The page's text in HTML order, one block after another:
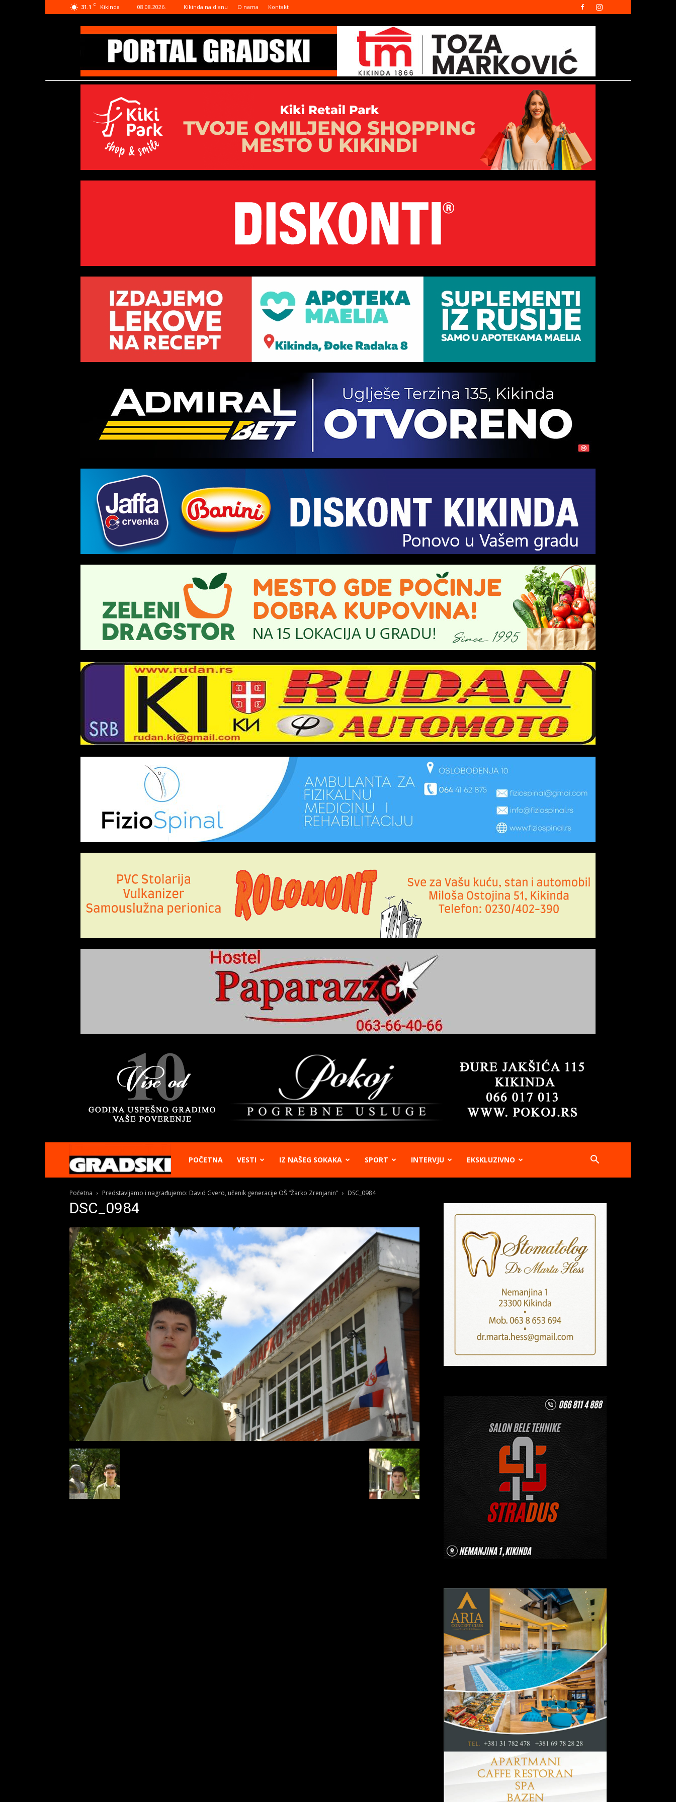
31.1 C Kikinda 08.08.2026. Kikinda na dlanu O nama Kontakt
Gradski
Online
Kikinda
POČETNA VESTI IZ NAŠEG SOKAKA SPORT INTERVJU EKSKLUZIVNO
Početna Predstavljamo i nagrađujemo: David Gvero, učenik generacije OŠ “Žarko Zrenjanin” DSC_0984
DSC_0984